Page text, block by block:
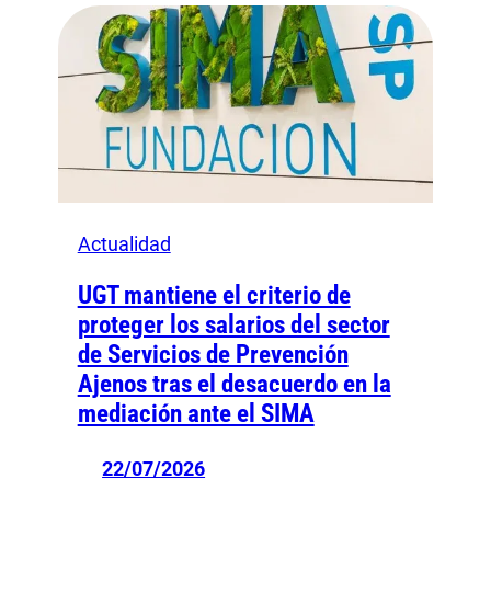
Actualidad
UGT mantiene el criterio de
proteger los salarios del sector
de Servicios de Prevención
Ajenos tras el desacuerdo en la
mediación ante el SIMA
22/07/2026